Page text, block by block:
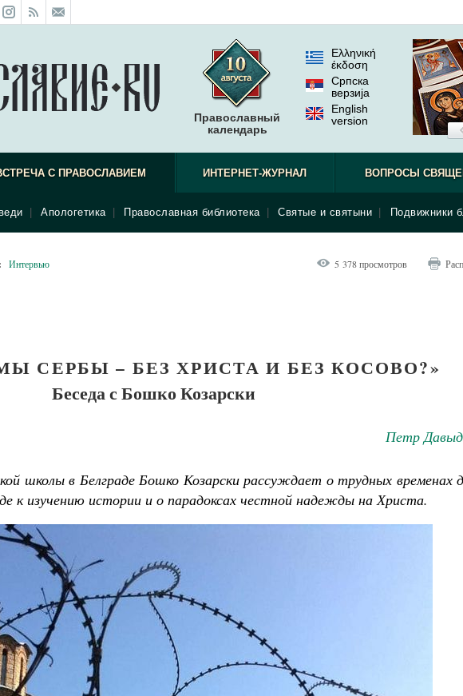
Православный
календарь
Ελληνική
έκδοση
Српска
верзиjа
English
version
С ПРАВОСЛАВИЕМ
Апологетика Православная библиотека Святые и святыни Подвижники
ИНТЕРНЕТ-ЖУРНАЛ ВОПРОСЫ
: Интервью 5 378 просмотров
СЕРБЫ – БЕЗ ХРИСТА И БЕЗ КОСОВО?»
Беседа с Бошко Козарски
Петр
школы в Белграде Бошко Козарски рассуждает о трудных временах
к изучению истории и о парадоксах честной надежды на Христа.